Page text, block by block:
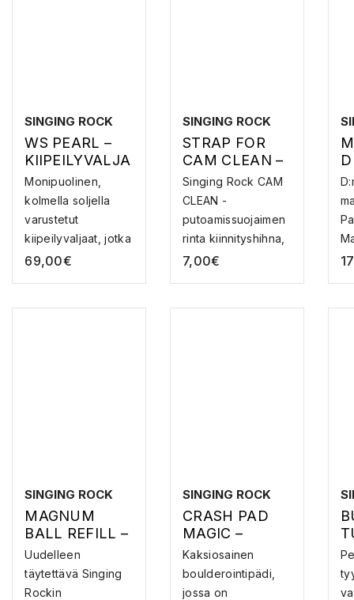
SINGING ROCK
WS PEARL –
KIIPEILYVALJA
AT
Monipuolinen,
kolmella soljella
varustetut
kiipeilyvaljaat, jotka
o...
69,00€
SINGING ROCK
STRAP FOR
CAM CLEAN –
PUTOAMISSU
OJA
Singing Rock CAM
CLEAN -
putoamissuojaimen
rinta kiinnityshihna,
jos...
7,00€
SINGING ROCK
MAGNUM
BALL REFILL –
UUDELLEEN
TÄYTETTÄVÄ
MANKKAPALL
Uudelleen
täytettävä Singing
Rockin
SINGING ROCK
CRASH PAD
MAGIC –
BOULDEROINT
IPÄDI
Kaksiosainen
boulderointipädi,
jossa on